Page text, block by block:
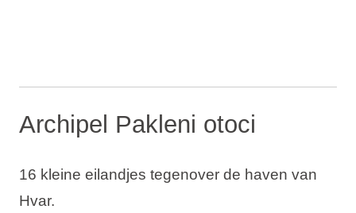
Archipel Pakleni otoci
16 kleine eilandjes tegenover de haven van
Hvar.